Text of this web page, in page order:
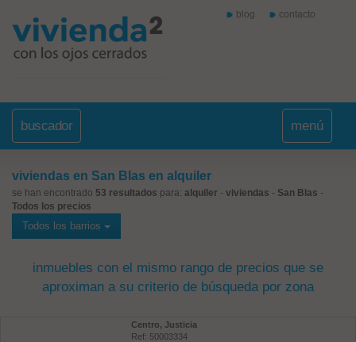
blog contacto
buscador menú
viviendas en San Blas en alquiler
se han encontrado 53 resultados para: alquiler - viviendas - San Blas -
Todos los precios
Todos los barrios
inmuebles con el mismo rango de precios que se
aproximan a su criterio de búsqueda por zona
Centro, Justicia
Ref: 50003334